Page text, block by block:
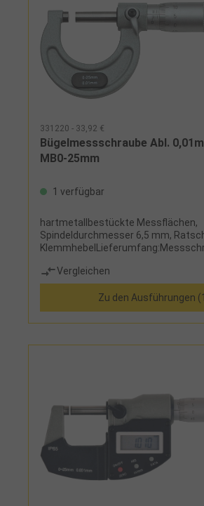
331220 - 33,92 €
Bügelmessschraube Abl.
MB0-25mm
1 verfügbar
hartmetallbestückte Messflächen,
Spindeldurchmesser 6,5 mm,
Vergleichen
Zu den Ausführungen